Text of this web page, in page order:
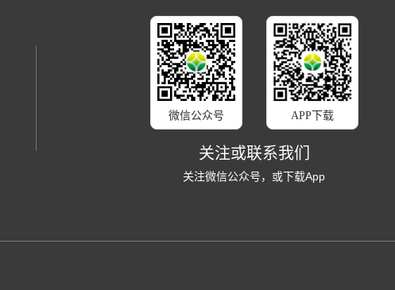
微信公众号 APP下载
关注或联系我们
关注微信公众号，或下载App